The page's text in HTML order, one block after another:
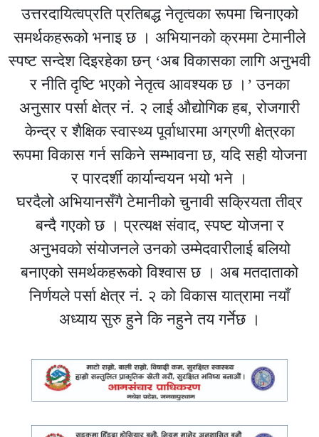
उत्तरदायित्वप्रति प्रतिबद्ध नेतृत्वका रूपमा चिनाएको
समर्थकहरूको भनाइ छ । अभियानको क्रममा टेमानीले
स्पष्ट सन्देश दिइरहेका छन् ‘अब विकासका लागि अनुभवी
र नीति दृष्टि भएको नेतृत्व आवश्यक छ ।’ उनका
अनुसार पर्सा क्षेत्र नं. २ लाई औद्योगिक हब, रोजगारी
केन्द्र र शैक्षिक स्वास्थ्य पूर्वाधारमा अग्रणी क्षेत्रका
रूपमा विकास गर्न सकिने सम्भावना छ, यदि सही योजना
र पारदर्शी कार्यान्वयन भयो भने ।
घरदैलो अभियानसँगै टेमानीको चुनावी सक्रियता तीव्र
बन्दै गएको छ । प्रत्यक्ष संवाद, स्पष्ट योजना र
अनुभवको संयोजनले उनको उम्मेदवारीलाई बलियो
बनाएको समर्थकहरूको विश्वास छ । अब मतदाताको
निर्णयले पर्सा क्षेत्र नं. २ को विकास यात्रामा नयाँ
अध्याय सुरु हुने कि नहुने तय गर्नेछ ।